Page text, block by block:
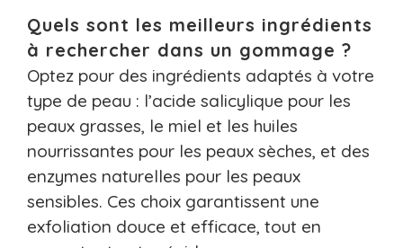
Quels sont les meilleurs ingrédients
à rechercher dans un gommage ?
Optez pour des ingrédients adaptés à votre
type de peau : l’acide salicylique pour les
peaux grasses, le miel et les huiles
nourrissantes pour les peaux sèches, et des
enzymes naturelles pour les peaux
sensibles. Ces choix garantissent une
exfoliation douce et efficace, tout en